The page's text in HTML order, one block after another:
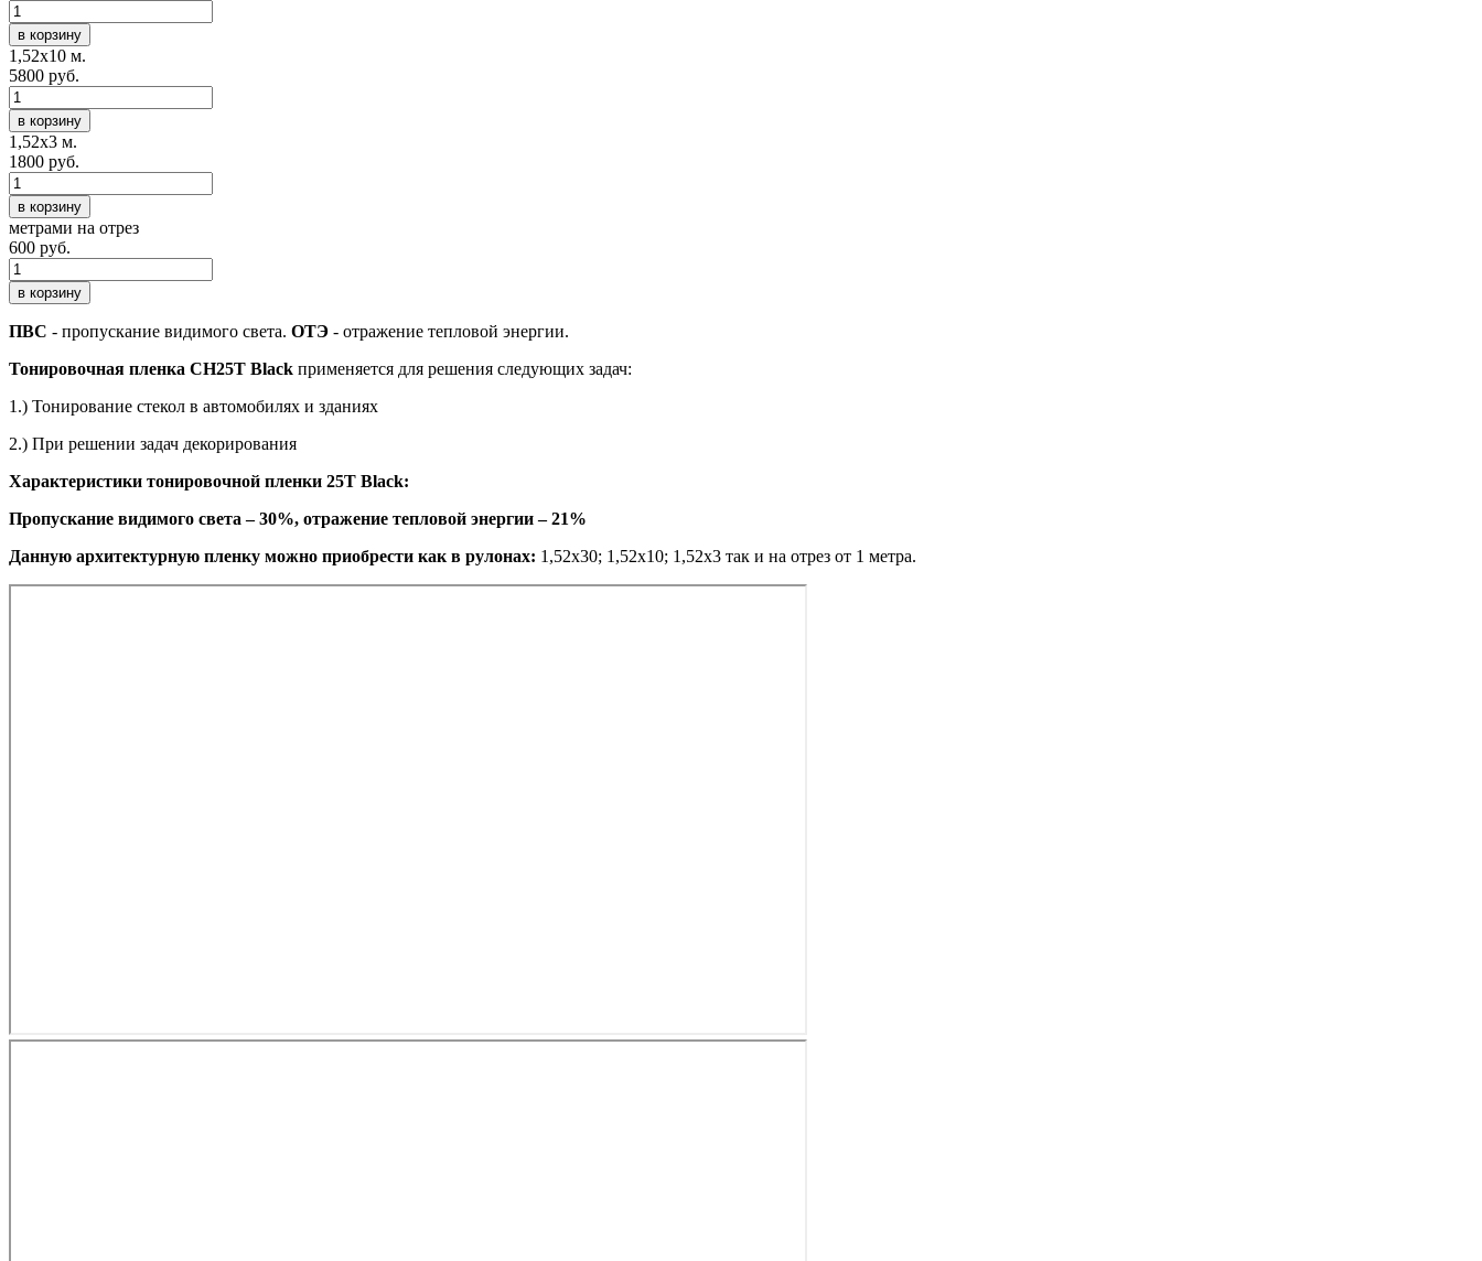
в корзину
1,52х10 м.
5800 руб.
в корзину
1,52х3 м.
1800 руб.
в корзину
метрами на отрез
600 руб.
в корзину
ПВС - пропускание видимого света. ОТЭ - отражение тепловой энергии.
Тонировочная пленка CH25T Black применяется для решения следующих задач:
1.) Тонирование стекол в автомобилях и зданиях
2.) При решении задач декорирования
Характеристики тонировочной пленки 25T Black:
Пропускание видимого света – 30%, отражение тепловой энергии – 21%
Данную архитектурную пленку можно приобрести как в рулонах: 1,52х30; 1,52х10; 1,52х3 так и на отрез от 1 метра.